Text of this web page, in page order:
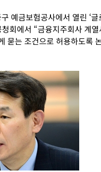
예금보험공사에서 열린 ‘
회에서 “금융지주회사 계
묻는 조건으로 허용하도록